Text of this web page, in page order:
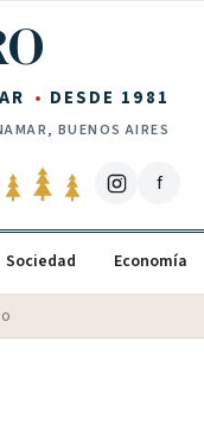
DESDE 1981
BUENOS AIRES
f
Sociedad Economía